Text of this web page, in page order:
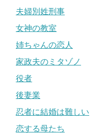
夫婦別姓刑事
女神の教室
姉ちゃんの恋人
家政夫のミタゾノ
役者
後妻業
忍者に結婚は難しい
恋する母たち